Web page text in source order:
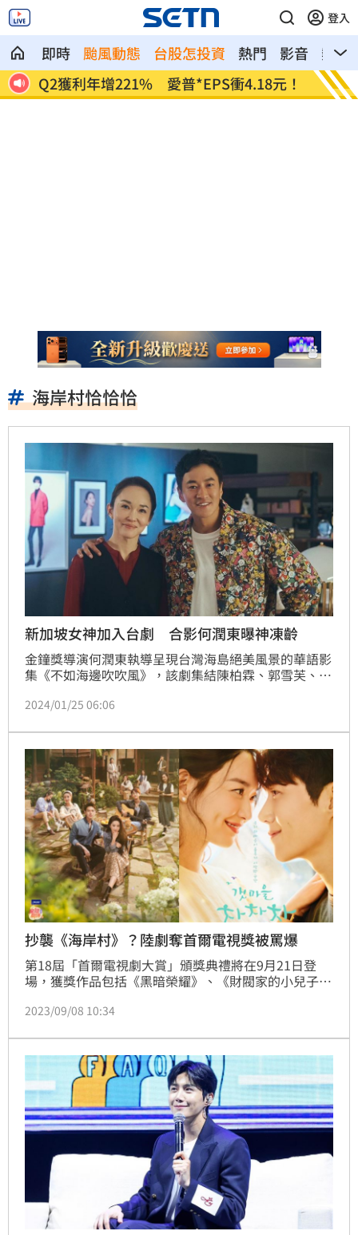
登入
即時 颱風動態 台股怎投資 熱門 影音
熱搜
！
宏福苑大火調查出爐！菸頭引燃施工雜物
定投
位！
海岸村恰恰恰
新加坡女神加入台劇 合影何潤東曝神凍齡
金鐘獎導演何潤東執導呈現台灣海島絕美風景的華語影
集《不如海邊吹吹風》，該劇集結陳柏霖、郭雪芙、林
磅演出，全劇融合金門當地特色和人文風情，打造專屬
2024/01/25 06:06
抄襲《海岸村》？陸劇奪首爾電視獎被罵爆
第18屆「首爾電視劇大賞」頒獎典禮將在9月21日登
場，獲獎作品包括《黑暗榮耀》、《財閥家的小兒子》
名單內，不料卻因捲入抄襲爭議，引起網友不滿。
2023/09/08 10:34